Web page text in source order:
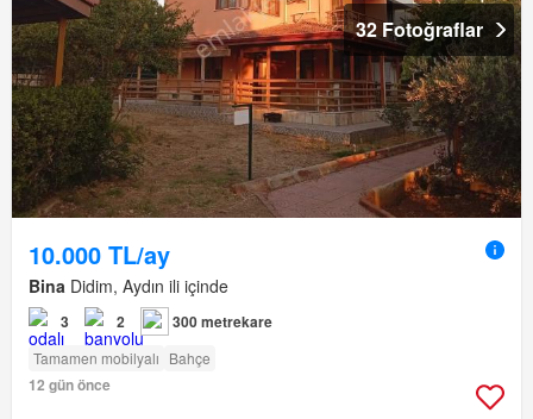
32 Fotoğraflar
10.000 TL/ay
Bina Didim, Aydın ili içinde
3 2 300 metrekare
Tamamen mobilyalı Bahçe
12 gün önce